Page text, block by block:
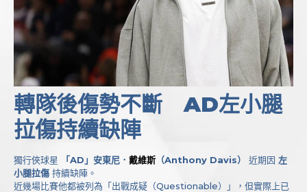
轉隊後傷勢不斷 AD左小腿
拉傷持續缺陣
獨行俠球星 「AD」安東尼． 戴維斯 （Anthony Davis） 近期因 左
小腿拉傷 持續缺陣。
近幾場比賽他都被列為「出戰成疑（Questionable）」，但實際上已